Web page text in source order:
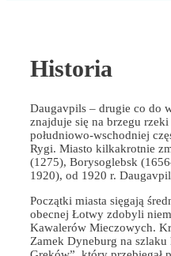
Historia
Daugavpils – drugie co do
znajduje się na brzegu
południowo-wschodniej
Rygi. Miasto kilkakrotnie
(1275), Borysoglebsk
1920), od 1920 r.
Początki miasta sięgają
obecnej Łotwy zdobyli
Kawalerów Mieczowych.
Zamek Dyneburg na